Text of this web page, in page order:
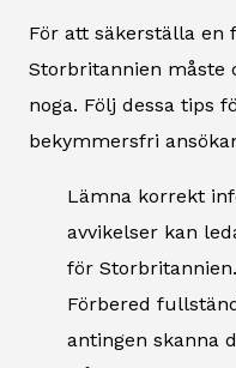
För att säkerställa en
Storbritannien måste
noga. Följ dessa tips
bekymmersfri
Lämna korrekt
avvikelser kan
för Storbritannien.
Förbered
antingen skanna